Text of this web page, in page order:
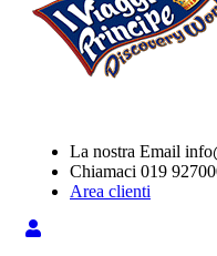
La nostra Email
Chiamaci 019
Area clienti